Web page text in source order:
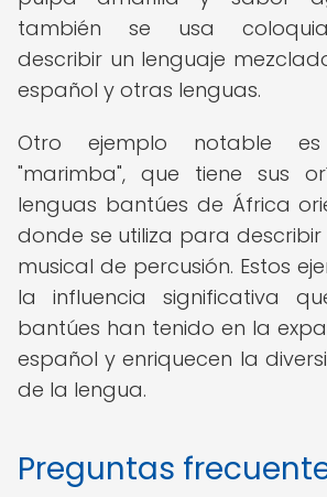
también se usa
describir un lenguaje
español y otras lenguas.
Otro ejemplo notable
"marimba", que tiene sus
lenguas bantúes de África
donde se utiliza para describir
musical de percusión. Estos
la influencia significativa
bantúes han tenido en la
español y enriquecen la
de la lengua.
Preguntas